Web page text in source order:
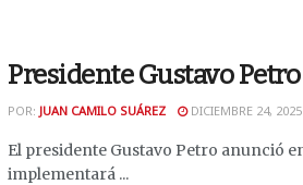
Presidente Gustavo
POR: JUAN CAMILO SUÁREZ DICIEMBRE 24, 2025
El presidente Gustavo Petro anunció
implementará ...